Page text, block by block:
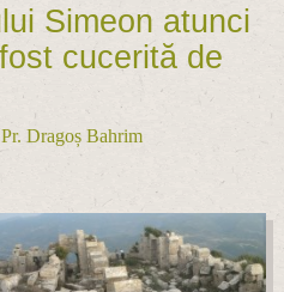
Simeon atunci
cucerită de
Pr. Dragoș Bahrim